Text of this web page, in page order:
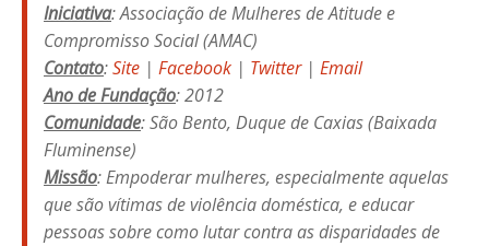
Iniciativa: Associação de Mulheres de Atitude e
Compromisso Social (AMAC)
Contato:Site | Facebook | Twitter| Email
Ano de Fundação: 2012
Comunidade: São Bento, Duque de Caxias (Baixada
Fluminense)
Missão: Empoderar mulheres, especialmente aquelas
que são vítimas de violência doméstica, e educar
pessoas sobre como lutar contra as disparidades de